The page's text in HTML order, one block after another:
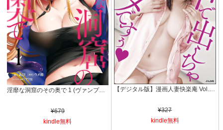
淫靡な洞窟のその奥で 1 (ヴァンプコミックス)
¥679
kindle無料
¥327
kindle無料